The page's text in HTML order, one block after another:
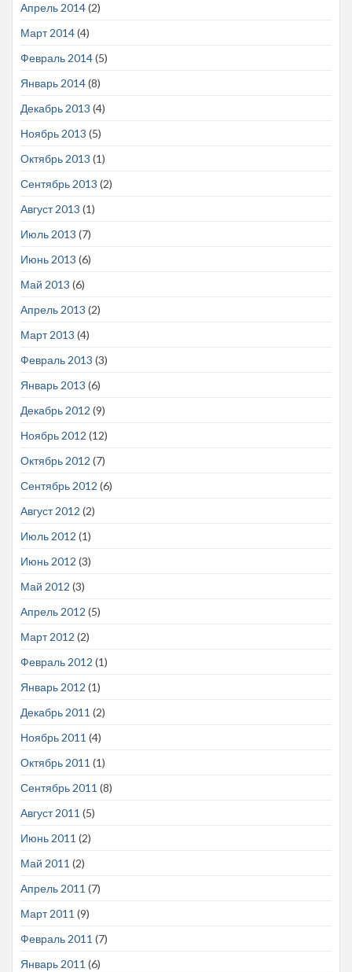
Апрель 2014(2)
Март 2014(4)
Февраль 2014(5)
Январь 2014(8)
Декабрь 2013 (4)
Ноябрь 2013 (5)
Октябрь 2013 (1)
Сентябрь 2013 (2)
Август 2013 (1)
Июль 2013 (7)
Июнь 2013 (6)
Май 2013 (6)
Апрель 2013 (2)
Март 2013 (4)
Февраль 2013 (3)
Январь 2013 (6)
Декабрь 2012 (9)
Ноябрь 2012 (12)
Октябрь 2012 (7)
Сентябрь 2012 (6)
Август 2012 (2)
Июль 2012 (1)
Июнь 2012 (3)
Май 2012 (3)
Апрель 2012 (5)
Март 2012 (2)
Февраль 2012 (1)
Январь 2012 (1)
Декабрь 2011 (2)
Ноябрь 2011 (4)
Октябрь 2011 (1)
Сентябрь 2011 (8)
Август 2011 (5)
Июнь 2011 (2)
Май 2011 (2)
Апрель 2011 (7)
Март 2011 (9)
Февраль 2011 (7)
Январь 2011 (6)